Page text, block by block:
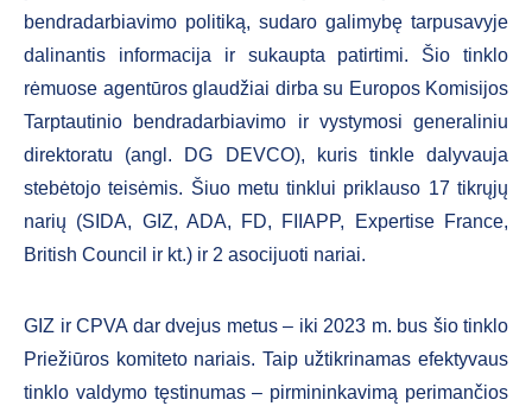
bendradarbiavimo politiką, sudaro galimybę tarpusavyje
dalinantis informacija ir sukaupta patirtimi. Šio tinklo
rėmuose agentūros glaudžiai dirba su Europos Komisijos
Tarptautinio bendradarbiavimo ir vystymosi generaliniu
direktoratu (angl. DG DEVCO), kuris tinkle dalyvauja
stebėtojo teisėmis. Šiuo metu tinklui priklauso 17 tikrųjų
narių (SIDA, GIZ, ADA, FD, FIIAPP, Expertise France,
British Council ir kt.) ir 2 asocijuoti nariai.
GIZ ir CPVA dar dvejus metus – iki 2023 m. bus šio tinklo
Priežiūros komiteto nariais. Taip užtikrinamas efektyvaus
tinklo valdymo tęstinumas – pirmininkavimą perimančios